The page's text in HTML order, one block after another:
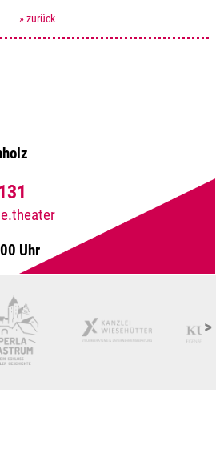
» zurück
Uhr
>